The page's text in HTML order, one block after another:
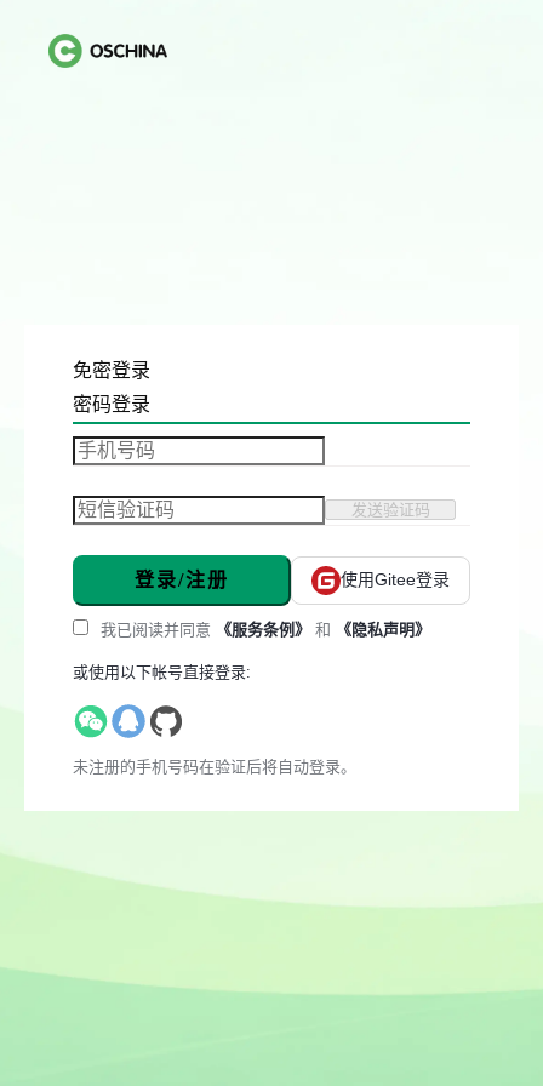
免密登录
密码登录
发送验证码
登录/注册 使用Gitee登录
我已阅读并同意 《服务条例》 和 《隐私声明》
或使用以下帐号直接登录:
未注册的手机号码在验证后将自动登录。